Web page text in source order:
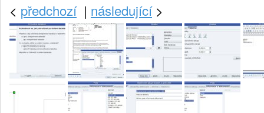
< předchozí| následující>